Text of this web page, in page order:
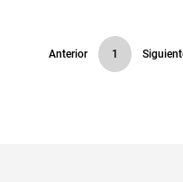
Anterior 1